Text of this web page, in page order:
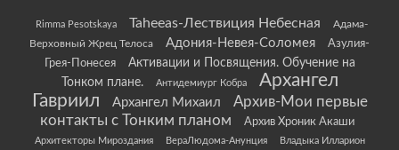
Rimma Pesotskaya Taheeas-Лествиция Небесная
Адама-
Верховный Жрец Телоса
Адония-Невея-Соломея
Азулия-
Грея-Понесея
Активации и Посвящения. Обучение на
Тонком плане.
Антидемиург Кобра
Архангел
Гавриил
Архангел Михаил
Архив-Мои первые
контакты с Тонким планом
Архив Хроник Акаши
Архитекторы Мироздания ВераЛюдома-Анунция Владыка Илларион